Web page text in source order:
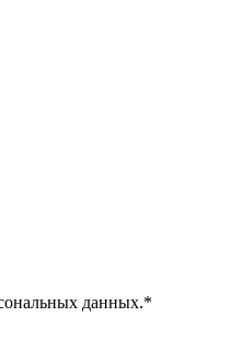
данных.*